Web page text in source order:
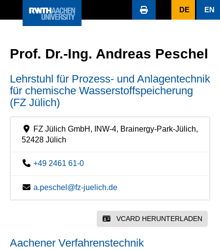
DE EN
Prof. Dr.-Ing. Andreas Peschel
Lehrstuhl für Prozess- und Anlagentechnik
für chemische Wasserstoffspeicherung
(FZ Jülich)
FZ Jülich GmbH, INW-4, Brainergy-Park-Jülich,
52428 Jülich
+49 2461 61-0
a.peschel@fz-juelich.de
VCARD HERUNTERLADEN
Aachener Verfahrenstechnik